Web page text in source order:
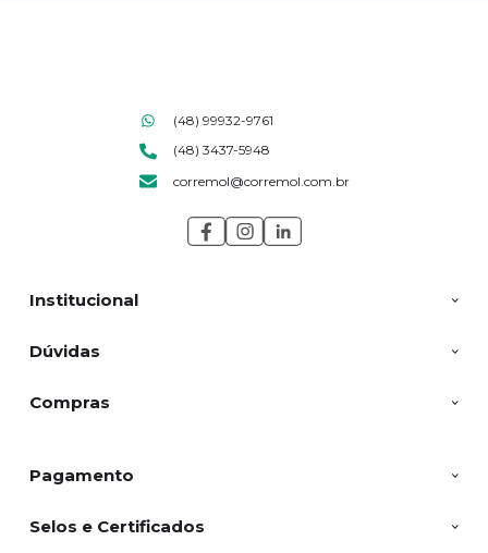
Institucional
Dúvidas
Compras
(48) 99932-9761
(48) 3437-5948
corremol@corremol.com.br
Pagamento
Selos e Certificados